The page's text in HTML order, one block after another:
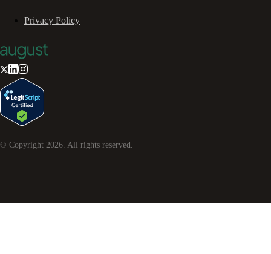
Privacy Policy
© Copyright 2026 . All rights reserved.